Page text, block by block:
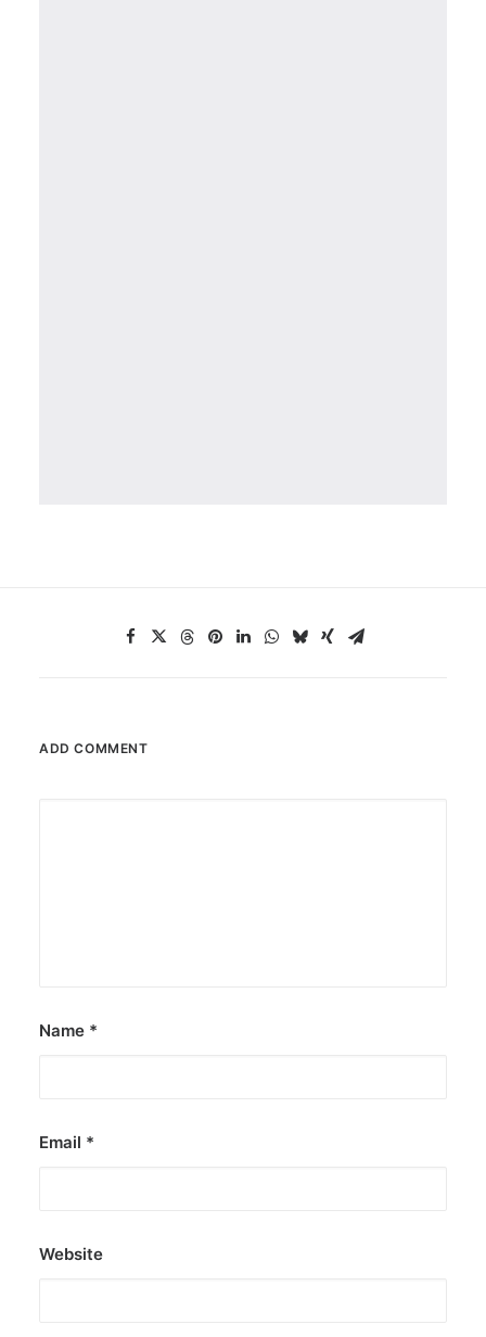
ADD COMMENT
Name *
Email *
Website